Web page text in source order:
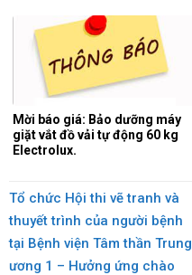
Mời báo giá: Bảo dưỡng máy
giặt vắt đồ vải tự động 60 kg
Electrolux.
Tổ chức Hội thi vẽ tranh và
thuyết trình của người bệnh
tại Bệnh viện Tâm thần Trung
ương 1 – Hưởng ứng chào